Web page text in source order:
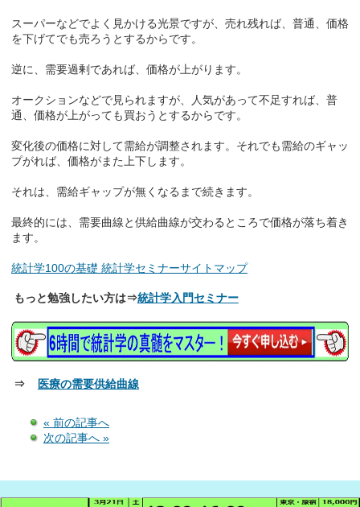
スーパーなどでよく見かける光景ですが、売れ残れば、普通、価格
を下げてでも売ろうとするからです。
逆に、需要過剰であれば、価格が上がります。
オークションなどで見られますが、人気があって不足すれば、普
通、価格が上がっても買おうとするからです。
変化後の価格に対して需給が調整されます。それでも需給のギャッ
プがれば、価格がまた上下します。
それは、需給ギャップが無くなるまで続きます。
最終的には、需要曲線と供給曲線が交わるところで価格が落ち着き
ます。
統計学100の基礎 統計学セミナーサイトマップ
もっと勉強したい方は⇒統計学入門セミナー
⇒ 医療の需要供給曲線
« 前の記事へ
次の記事へ »